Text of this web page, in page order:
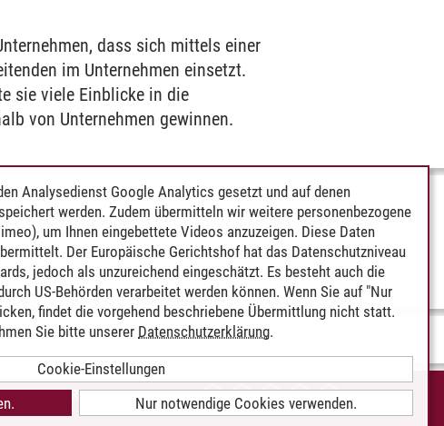
dass sich mittels einer
im Unternehmen einsetzt.
sie viele Einblicke in die
von Unternehmen gewinnen.
BARRIEREFREIHEIT
Analysedienst Google Analytics gesetzt und auf denen
werden. Zudem übermitteln wir weitere personenbezogene
um Ihnen eingebettete Videos anzuzeigen. Diese Daten
Der Europäische Gerichtshof hat das Datenschutzniveau
jedoch als unzureichend eingeschätzt. Es besteht auch die
US-Behörden verarbeitet werden können. Wenn Sie auf "Nur
findet die vorgehend beschriebene Übermittlung nicht statt.
Sie bitte unserer Datenschutzerklärung.
Cookie-Einstellungen
Nur notwendige Cookies verwenden.